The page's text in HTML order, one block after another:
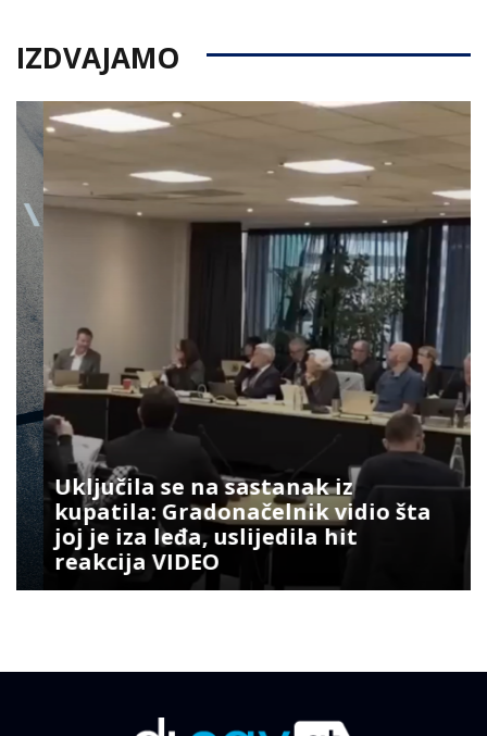
IZDVAJAMO
Uključila se na sastanak iz
kupatila: Gradonačelnik vidio šta
joj je iza leđa, uslijedila hit
reakcija VIDEO